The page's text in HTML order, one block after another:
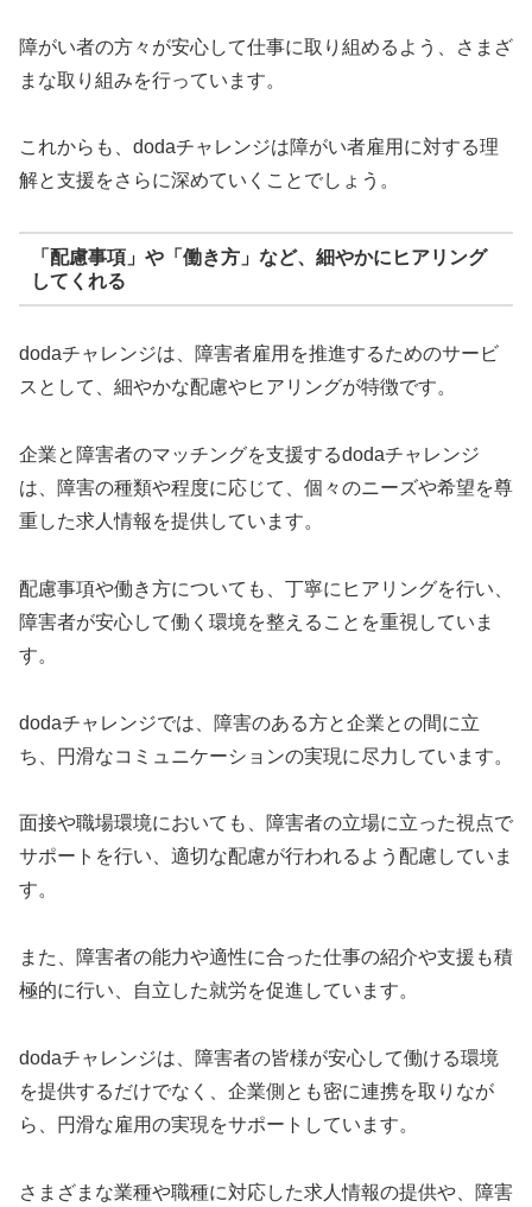
障がい者の方々が安心して仕事に取り組めるよう、さまざ
まな取り組みを行っています。
これからも、dodaチャレンジは障がい者雇用に対する理
解と支援をさらに深めていくことでしょう。
「配慮事項」や「働き方」など、細やかにヒアリング
してくれる
dodaチャレンジは、障害者雇用を推進するためのサービ
スとして、細やかな配慮やヒアリングが特徴です。
企業と障害者のマッチングを支援するdodaチャレンジ
は、障害の種類や程度に応じて、個々のニーズや希望を尊
重した求人情報を提供しています。
配慮事項や働き方についても、丁寧にヒアリングを行い、
障害者が安心して働く環境を整えることを重視していま
す。
dodaチャレンジでは、障害のある方と企業との間に立
ち、円滑なコミュニケーションの実現に尽力しています。
面接や職場環境においても、障害者の立場に立った視点で
サポートを行い、適切な配慮が行われるよう配慮していま
す。
また、障害者の能力や適性に合った仕事の紹介や支援も積
極的に行い、自立した就労を促進しています。
dodaチャレンジは、障害者の皆様が安心して働ける環境
を提供するだけでなく、企業側とも密に連携を取りなが
ら、円滑な雇用の実現をサポートしています。
さまざまな業種や職種に対応した求人情報の提供や、障害